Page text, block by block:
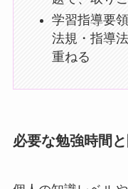
学習指導要
法規・指導
重ねる
必要な勉強時間